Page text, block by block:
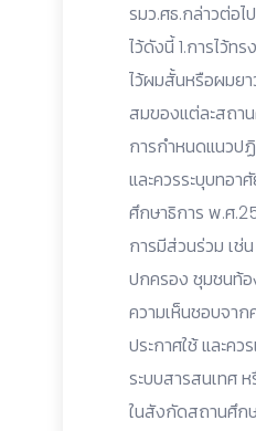
รมว.ศธ.กล่าวต่อ
ไว้ดังนี้ 1.การไว้
ไว้ผมสั้นหรือผมย
สมของแต่ละสถา
การกำหนดแนวป
และควรระบุบทอา
ศึกษาธิการ พ.ศ
การมีส่วนร่วม เ
ปกครอง ชุมชนท้อ
ความเห็นชอบจา
ประกาศใช้ และค
ระบบสารสนเทศ
ในสังกัดสถานศึก